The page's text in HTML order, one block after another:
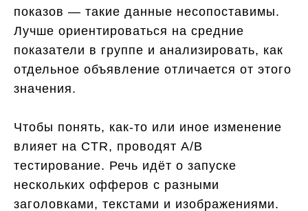
показов — такие данные несопоставимы.
Лучше ориентироваться на средние
показатели в группе и анализировать, как
отдельное объявление отличается от этого
значения.
Чтобы понять, как-то или иное изменение
влияет на CTR, проводят A/B
тестирование. Речь идёт о запуске
нескольких офферов с разными
заголовками, текстами и изображениями.